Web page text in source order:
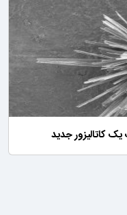
کاتالیزور جدید